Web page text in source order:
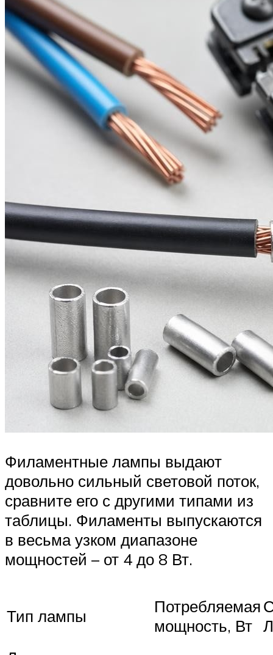
Филаментные лампы выдают
довольно сильный световой поток,
сравните его с другими типами из
таблицы. Филаменты выпускаются
в весьма узком диапазоне
мощностей – от 4 до 8 Вт.
Тип лампы
Потребляемая
мощность, Вт